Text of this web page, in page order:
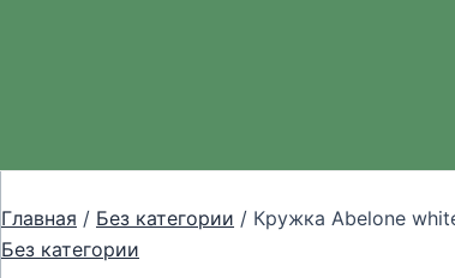
Главная / Без категории / Кружка Abelone
Без категории